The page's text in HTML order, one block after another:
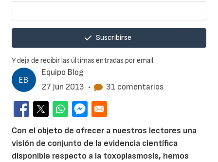
Equipo Blog
27 Jun 2013 • 31 comentarios
Con el objeto de ofrecer a nuestros lectores una
visión de conjunto de la evidencia científica
disponible respecto a la toxoplasmosis, hemos
Suscribirse
Y deja de recibir las últimas entradas por email.